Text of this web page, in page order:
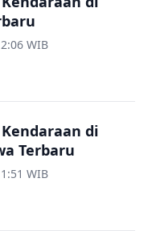
WIB
di
Terbaru
WIB